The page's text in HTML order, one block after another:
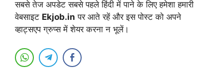
सबसे तेज अपडेट सबसे पहले हिंदी में पाने के लिए हमेशा हमारी
वेबसाइट Ekjob.in पर आते रहें और इस पोस्ट को अपने
व्हाट्सएप ग्रुप्स में शेयर करना न भूलें।